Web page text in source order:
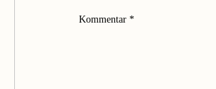
Kommentar *